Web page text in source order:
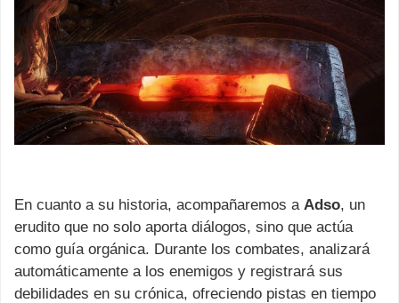
En cuanto a su historia, acompañaremos a Adso, un
erudito que no solo aporta diálogos, sino que actúa
como guía orgánica. Durante los combates, analizará
automáticamente a los enemigos y registrará sus
debilidades en su crónica, ofreciendo pistas en tiempo